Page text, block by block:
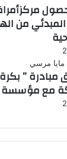
من
مبادرة ”
مع مؤسسة